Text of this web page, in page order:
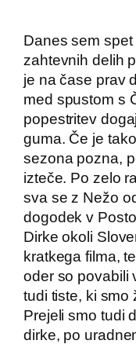
Danes sem
zahtevnih delih
je na čase prav
med spustom s
popestritev
guma. Če je
sezona pozna,
izteče. Po zelo
sva se z Nežo
dogodek v
Dirke okoli
kratkega filma,
oder so povabili
tudi tiste, ki smo
Prejeli smo tudi
dirke, po